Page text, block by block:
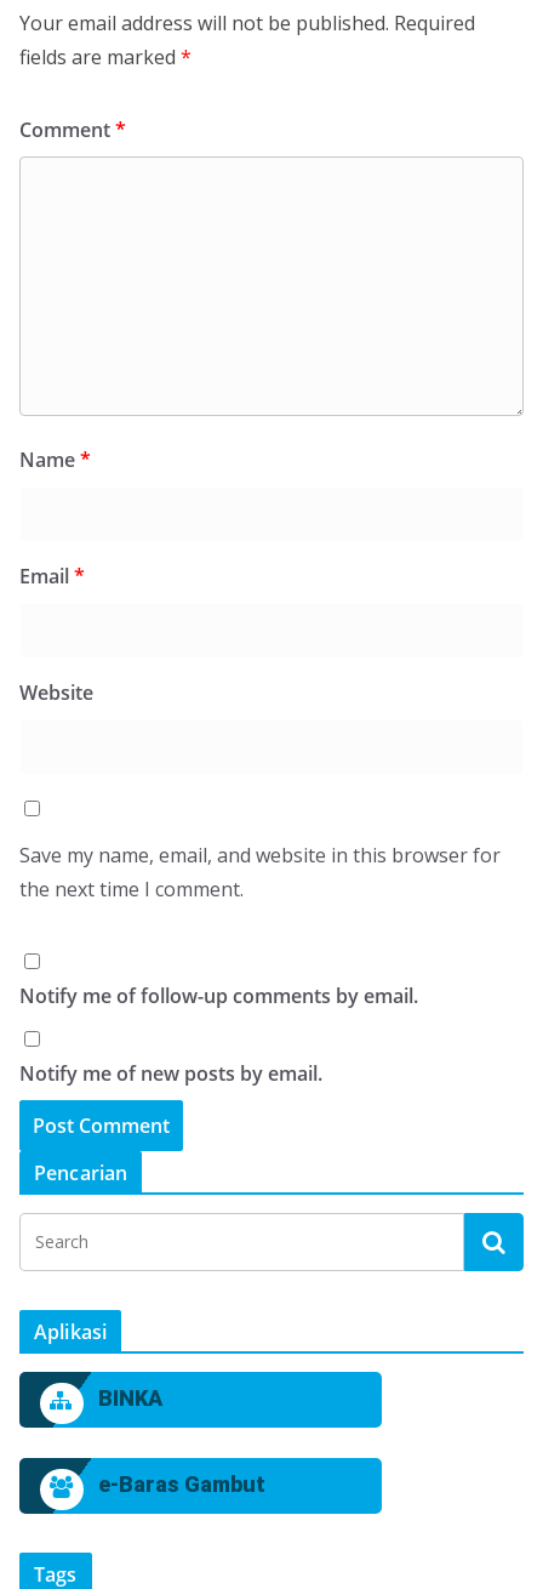
Your email address will not be published. Required
fields are marked *
Comment*
Name*
Email*
Website
Save my name, email, and website in this browser for
the next time I comment.
Notify me of follow-up comments by email.
Notify me of new posts by email.
Pencarian
Aplikasi
BINKA
e-Baras Gambut
Tags